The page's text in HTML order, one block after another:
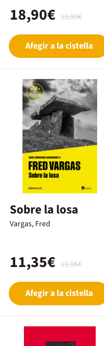
19,90€
18,90€
Afegir a la cistella
Sobre la losa
Vargas, Fred
11,95€
11,35€
Afegir a la cistella